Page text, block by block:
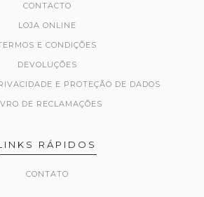
CONTACTO
LOJA ONLINE
E CONDIÇÕES
DEVOLUÇÕES
E PROTEÇÃO DE DADOS
DE RECLAMAÇÕES
RÁPIDOS
CONTATO